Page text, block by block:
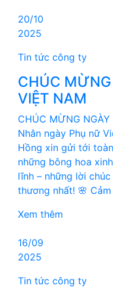
20/10
2025
Tin tức công ty
CHÚC
VIỆT NAM
CHÚC MỪNG
Nhân ngày Phụ nữ
Hồng xin gửi tới
những bông hoa
lĩnh – những lời
thương nhất! 🌸
Xem thêm
16/09
2025
Tin tức công ty